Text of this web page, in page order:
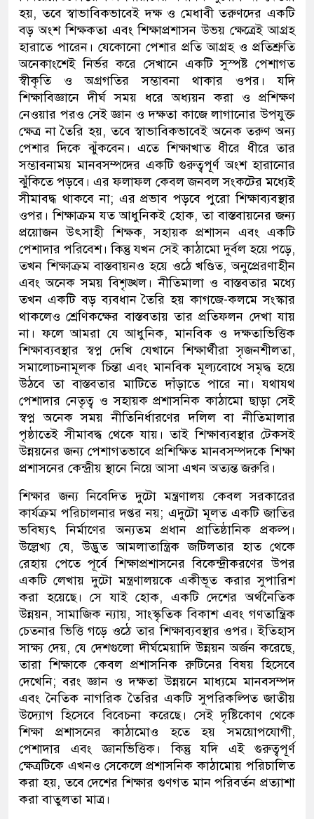
হয়,তবে স্বাভাবিকভাবেই দক্ষ ও মেধাবী তরুণদের একটি
বড় অংশ শিক্ষকতা এবং শিক্ষাপ্রশাসন উভয় ক্ষেত্রেই আগ্রহ
হারাতে পারেন। যেকোনো পেশার প্রতি আগ্রহ ও প্রতিশ্রুতি
অনেকাংশেই নির্ভর করে সেখানে একটি সুস্পষ্ট পেশাগত
স্বীকৃতি ও অগ্রগতির সম্ভাবনা থাকার ওপর। যদি
শিক্ষাবিজ্ঞানে দীর্ঘ সময় ধরে অধ্যয়নকরা ও প্রশিক্ষণ
নেওয়ার পরও সেই জ্ঞান ও দক্ষতা কাজে লাগানোর উপযুক্ত
ক্ষেত্র না তৈরি হয়,তবে স্বাভাবিকভাবেই অনেক তরুণ অন্য
পেশার দিকে ঝুঁকবেন। এতে শিক্ষাখাত ধীরে ধীরে তার
সম্ভাবনাময় মানবসম্পদের একটি গুরুত্বপূর্ণ অংশ হারানোর
ঝুঁকিতে পড়বে। এর ফলাফল কেবল জনবল সংকটের মধ্যেই
সীমাবদ্ধ থাকবে না; এর প্রভাব পড়বে পুরো শিক্ষাব্যবস্থার
ওপর। শিক্ষাক্রম যত আধুনিকই হোক,তা বাস্তবায়নের জন্য
প্রয়োজন উৎসাহী শিক্ষক,সহায়ক প্রশাসন এবং একটি
পেশাদার পরিবেশ। কিন্তু যখন সেই কাঠামো দুর্বল হয়ে পড়ে,
তখন শিক্ষাক্রম বাস্তবায়নও হয়ে ওঠে খণ্ডিত,অনুপ্রেরণাহীন
এবং অনেক সময় বিশৃঙ্খল। নীতিমালাও বাস্তবতার মধ্যে
তখন একটি বড় ব্যবধান তৈরি হয় কাগজে-কলমে সংস্কার
থাকলেও শ্রেণিকক্ষের বাস্তবতায় তার প্রতিফলন দেখা যায়
না। ফলে আমরা যে আধুনিক,মানবিক ও দক্ষতাভিত্তিক
শিক্ষাব্যবস্থার স্বপ্ন দেখি যেখানে শিক্ষার্থীরা সৃজনশীলতা,
সমালোচনামূলক চিন্তা এবং মানবিক মূল্যবোধে সমৃদ্ধ হয়ে
উঠবে তা বাস্তবতার মাটিতে দাঁড়াতে পারে না। যথাযথ
পেশাদার নেতৃত্ব ও সহায়ক প্রশাসনিক কাঠামো ছাড়া সেই
স্বপ্ন অনেক সময় নীতিনির্ধারণের দলিল বা নীতিমালার
পৃষ্ঠাতেই সীমাবদ্ধ থেকে যায়। তাই শিক্ষাব্যবস্থার টেকসই
উন্নয়নের জন্য পেশাগতভাবে প্রশিক্ষিত মানবসম্পদকে শিক্ষা
প্রশাসনের কেন্দ্রীয় স্থানে নিয়ে আসা এখন অত্যন্ত জরুরি।
শিক্ষার জন্য নিবেদিত দুটোমন্ত্রণালয় কেবল সরকারের
কার্যক্রম পরিচালনারদপ্তর নয়; এদুটোমূলত একটি জাতির
ভবিষ্যৎ নির্মাণের অন্যতম প্রধান প্রাতিষ্ঠানিক প্রকল্প।
উল্লেখ্য যে,উদ্ভুত আমলাতান্ত্রিক জটিলতার হাত থেকে
রেহায় পেতেপূর্বে শিক্ষাপ্রশাসনের বিকেন্দ্রীকরণের উপর
একটি লেখায় দুটো মন্ত্রণালয়কেএকীভূত করার সুপারিশ
করা হয়েছে। সে যাই হোক, একটি দেশের অর্থনৈতিক
উন্নয়ন,সামাজিক ন্যায়,সাংস্কৃতিক বিকাশ এবং গণতান্ত্রিক
চেতনার ভিত্তি গড়ে ওঠে তার শিক্ষাব্যবস্থার ওপর। ইতিহাস
সাক্ষ্য দেয়, যে দেশগুলো দীর্ঘমেয়াদি উন্নয়ন অর্জন করেছে,
তারা শিক্ষাকে কেবল প্রশাসনিক রুটিনের বিষয় হিসেবে
দেখেনি;বরং জ্ঞান ও দক্ষতা উন্নয়নে মাধ্যমে মানবসম্পদ
এবং নৈতিক নাগরিক তৈরির একটি সুপরিকল্পিত জাতীয়
উদ্যোগ হিসেবে বিবেচনা করেছে। সেই দৃষ্টিকোণ থেকে
শিক্ষা প্রশাসনের কাঠামোও হতে হয় সময়োপযোগী,
পেশাদার এবং জ্ঞানভিত্তিক। কিন্তু যদি এই গুরুত্বপূর্ণ
ক্ষেত্রটিকে এখনও সেকেলেপ্রশাসনিক কাঠামোয় পরিচালিত
করা হয়,তবে দেশের শিক্ষার গুণগতমানপরিবর্তন প্রত্যাশা
করাবাতুলতা মাত্র।